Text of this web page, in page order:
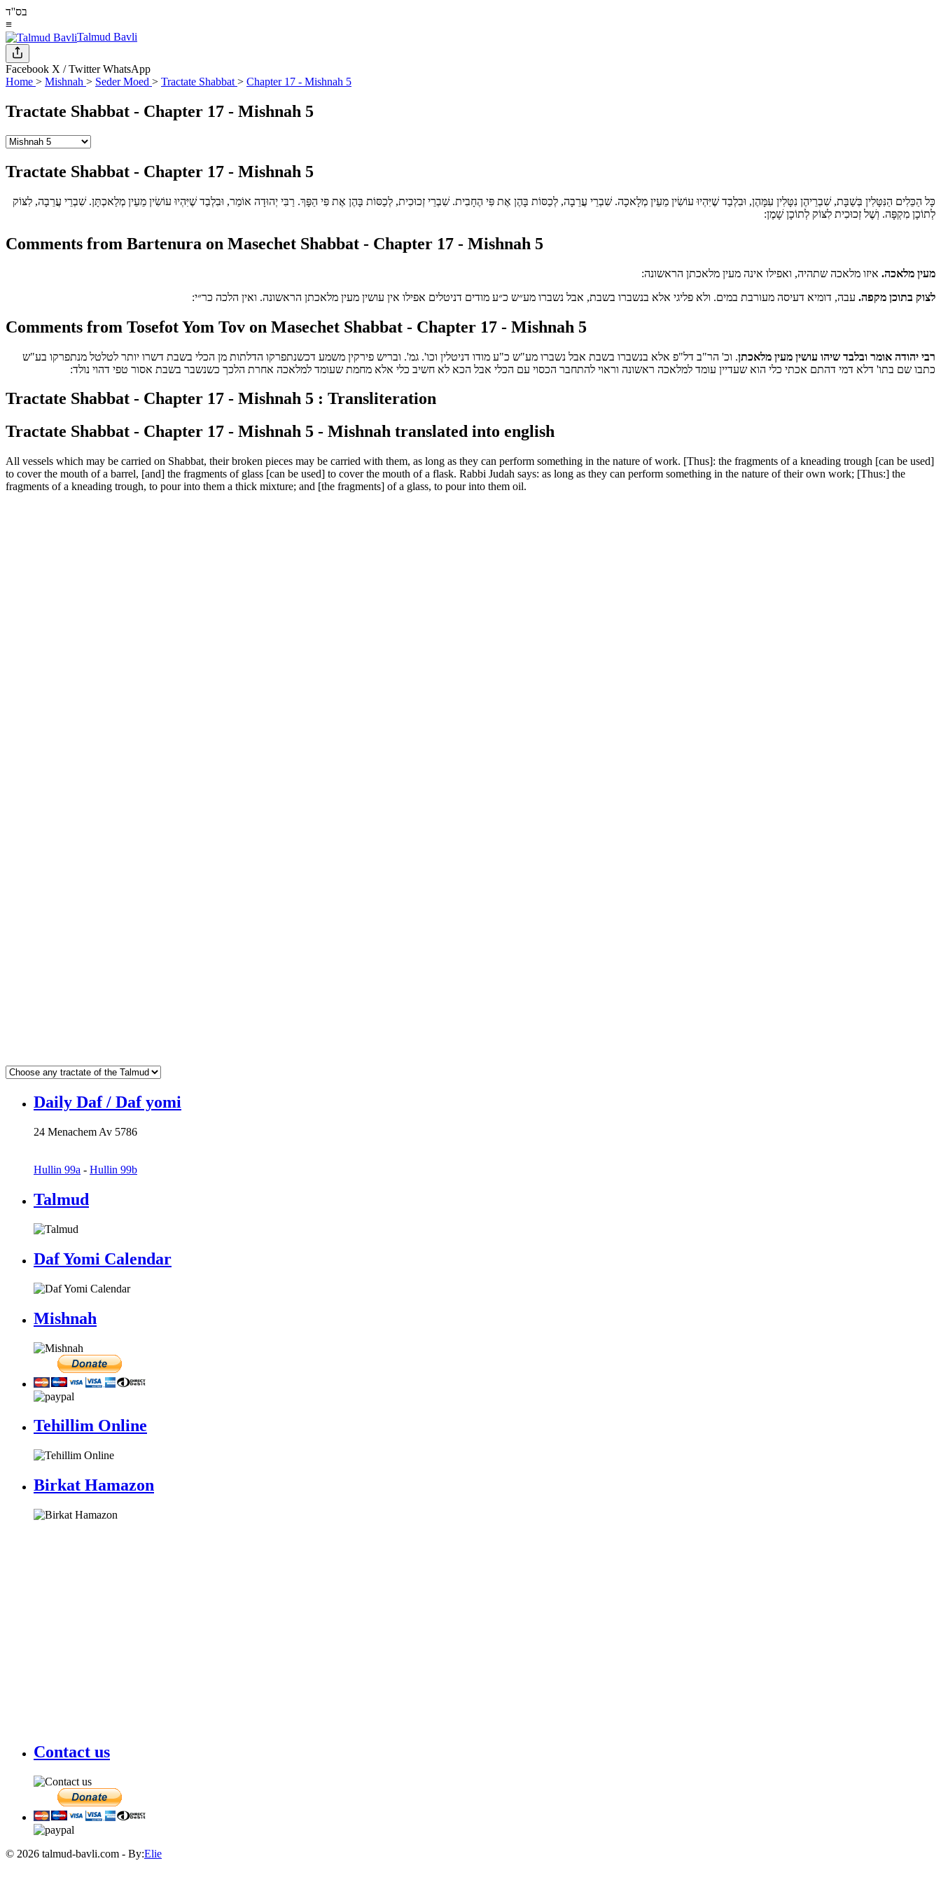
בס''ד
≡
Talmud Bavli
Facebook X / TwitterWhatsApp
Home > Mishnah > Seder Moed > Tractate Shabbat > Chapter 17 - Mishnah 5
Tractate Shabbat - Chapter 17 - Mishnah 5
Tractate Shabbat - Chapter 17 - Mishnah 5
כָּל הַכֵּלִים הַנִּטָּלִין בְּשַׁבָּת, שִׁבְרֵיהֶן נִטָּלִין עִמָּהֶן, וּבִלְבַד שֶׁיִּהְיוּ עוֹשִׂין מֵעֵין מְלָאכָה. שִׁבְרֵי עֲרֵבָה, לְכַסּוֹת בָּהֶן אֶת פִּי הֶחָבִית. שִׁבְרֵי זְכוּכִית, לְכַסּוֹת בָּהֶן אֶת פִּי הַפָּךְ. רַבִּי יְהוּדָה אוֹמֵר, וּבִלְבַד שֶׁיִּהְיוּ עוֹשִׂין מֵעֵין מְלַאכְתָּן. שִׁבְרֵי עֲרֵבָה, לִצּוֹק
לְתוֹכָן מִקְפָּה. וְשֶׁל זְכוּכִית לִצּוֹק לְתוֹכָן שָׁמֶן:
Comments from Bartenura on Masechet Shabbat - Chapter 17 - Mishnah 5
מעין מלאכה. איזו מלאכה שתהיה, ואפילו אינה מעין מלאכתן הראשונה:
לצוק בתוכן מקפה. עבה, דומיא דעיסה מעורבת במים. ולא פליגי אלא בנשברו בשבת, אבל נשברו מע״ש כ״ע מודים דניטלים אפילו אין עושין מעין מלאכתן הראשונה. ואין הלכה כר״י:
Comments from Tosefot Yom Tov on Masechet Shabbat - Chapter 17 - Mishnah 5
רבי יהודה אומר ובלבד שיהו עושין מעין מלאכתן. וכ' הר"ב דל"פ אלא בנשברו בשבת אבל נשברו מע"ש כ"ע מודו דניטלין וכו'. גמ'. ובריש פירקין משמע דכשנתפרקו הדלתות מן הכלי בשבת דשרו יותר לטלטל מנתפרקו בע"ש
כתבו שם בתו' דלא דמי דהתם אכתי כלי הוא שעדיין עומד למלאכה ראשונה וראוי להתחבר הכסוי עם הכלי אבל הכא לא חשיב כלי אלא מחמת שעומד למלאכה אחרת הלכך כשנשבר בשבת אסור טפי דהוי נולד:
Tractate Shabbat - Chapter 17 - Mishnah 5 : Transliteration
Tractate Shabbat - Chapter 17 - Mishnah 5 - Mishnah translated into english
All vessels which may be carried on Shabbat, their broken pieces may be carried with them, as long as they can perform something in the nature of work. [Thus]: the fragments of a kneading trough [can be used]
to cover the mouth of a barrel, [and] the fragments of glass [can be used] to cover the mouth of a flask. Rabbi Judah says: as long as they can perform something in the nature of their own work; [Thus:] the
fragments of a kneading trough, to pour into them a thick mixture; and [the fragments] of a glass, to pour into them oil.
Daily Daf / Daf yomi
24 Menachem Av 5786
Hullin 99a - Hullin 99b
Talmud
Daf Yomi Calendar
Mishnah
Tehillim Online
Birkat Hamazon
Contact us
© 2026 talmud-bavli.com - By:Elie